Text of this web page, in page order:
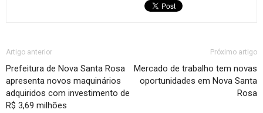
Artigo anterior
Prefeitura de Nova Santa Rosa
apresenta novos maquinários
adquiridos com investimento de
R$ 3,69 milhões
Próximo artigo
Mercado de trabalho tem novas
oportunidades em Nova Santa
Rosa